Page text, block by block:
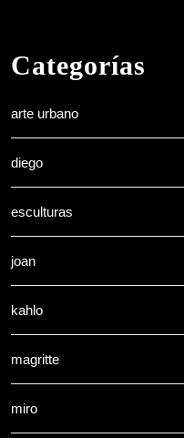
Categorías
arte urbano
diego
esculturas
joan
kahlo
magritte
miro